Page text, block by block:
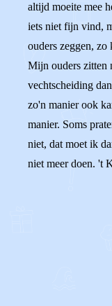
altijd moeite mee
iets niet fijn vind,
ouders zeggen, zo
Mijn ouders zitten
vechtscheiding
zo'n manier ook
manier. Soms
niet, dat moet ik
niet meer doen. 't